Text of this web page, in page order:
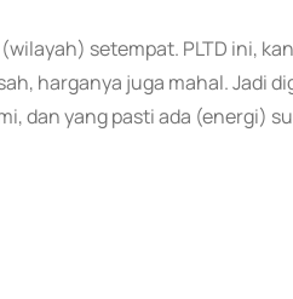
setempat. PLTD ini,
harganya juga mahal. Jadi
dan yang pasti ada (energi)